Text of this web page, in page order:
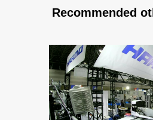
Recommended